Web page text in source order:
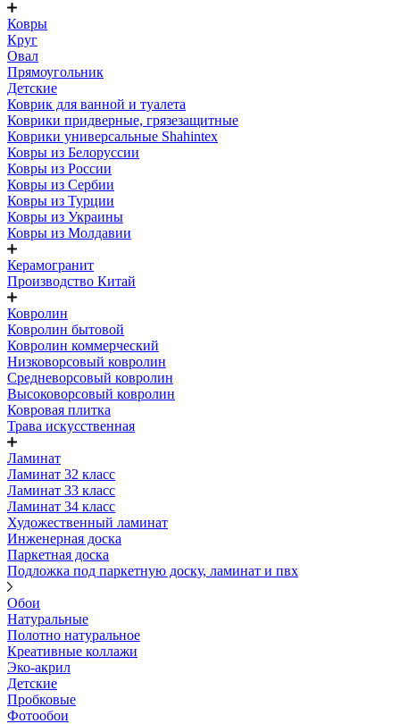
Ковры
Круг
Овал
Прямоугольник
Детские
Коврик для ванной и туалета
Коврики придверные, грязезащитные
Коврики универсальные Shahintex
Ковры из Белоруссии
Ковры из России
Ковры из Сербии
Ковры из Турции
Ковры из Украины
Ковры из Молдавии
Керамогранит
Производство Китай
Ковролин
Ковролин бытовой
Ковролин коммерческий
Низковорсовый ковролин
Средневорсовый ковролин
Высоковорсовый ковролин
Ковровая плитка
Трава искусственная
Ламинат
Ламинат 32 класс
Ламинат 33 класс
Ламинат 34 класс
Художественный ламинат
Инженерная доска
Паркетная доска
Подложка под паркетную доску, ламинат и пвх
Обои
Натуральные
Полотно натуральное
Креативные коллажи
Эко-акрил
Детские
Пробковые
Фотообои